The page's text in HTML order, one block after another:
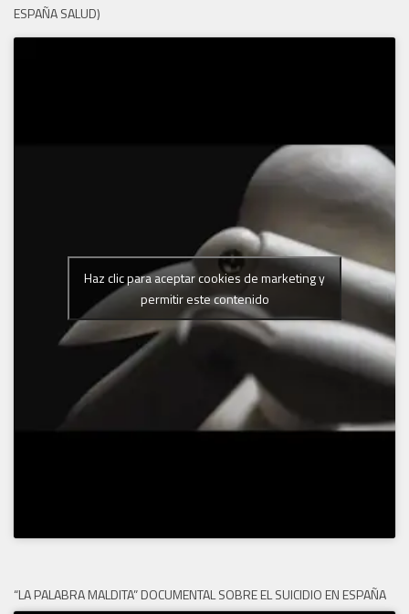
ESPAÑA SALUD)
Haz clic para aceptar cookies de marketing y
permitir este contenido
“LA PALABRA MALDITA” DOCUMENTAL SOBRE EL SUICIDIO EN ESPAÑA